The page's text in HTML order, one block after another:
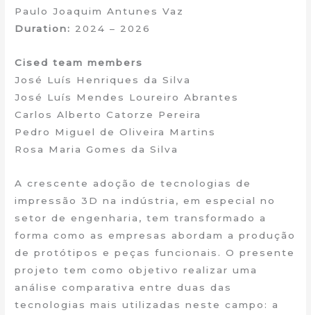
Paulo Joaquim Antunes Vaz
Duration: 2024 – 2026
Cised team members
José Luís Henriques da Silva
José Luís Mendes Loureiro Abrantes
Carlos Alberto Catorze Pereira
Pedro Miguel de Oliveira Martins
Rosa Maria Gomes da Silva
A crescente adoção de tecnologias de
impressão 3D na indústria, em especial no
setor de engenharia, tem transformado a
forma como as empresas abordam a produção
de protótipos e peças funcionais. O presente
projeto tem como objetivo realizar uma
análise comparativa entre duas das
tecnologias mais utilizadas neste campo: a